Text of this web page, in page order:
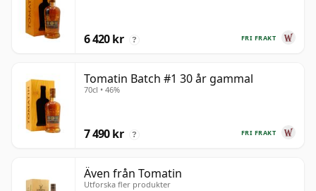
FRI FRAKT
6 420 kr ?
Tomatin Batch #1 30 år gammal
70cl • 46%
FRI FRAKT
7 490 kr ?
Även från Tomatin
Utforska fler produkter